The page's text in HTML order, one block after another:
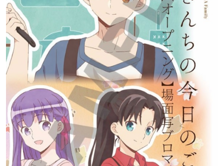
【FGO】再臨状態でバフ受けれる受けれないが困る
【FGO】スルトくんは保険に使えたのかね実際
【画像】日焼け口リの締まったお尻っていいよね！ｗｗ
ｗｗｗ
【FGO】再臨状態でバフ受けれる受けれないが困る